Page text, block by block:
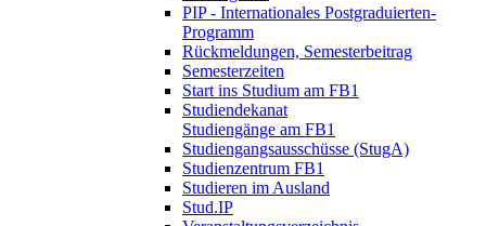
PIP - Internationales Postgraduierten-
Programm
Rückmeldungen, Semesterbeitrag
Semesterzeiten
Start ins Studium am FB1
Studiendekanat
Studiengänge am FB1
Studiengangsausschüsse (StugA)
Studienzentrum FB1
Studieren im Ausland
Stud.IP